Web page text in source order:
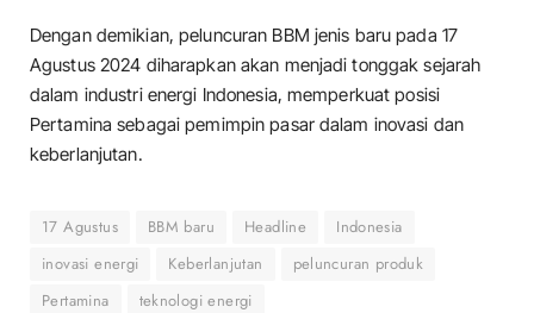
Dengan demikian, peluncuran BBM jenis baru pada 17
Agustus 2024 diharapkan akan menjadi tonggak sejarah
dalam industri energi Indonesia, memperkuat posisi
Pertamina sebagai pemimpin pasar dalam inovasi dan
keberlanjutan.
17 Agustus BBM baru Headline
Indonesia
inovasi energi
Keberlanjutan
peluncuran produk
Pertamina
teknologi energi